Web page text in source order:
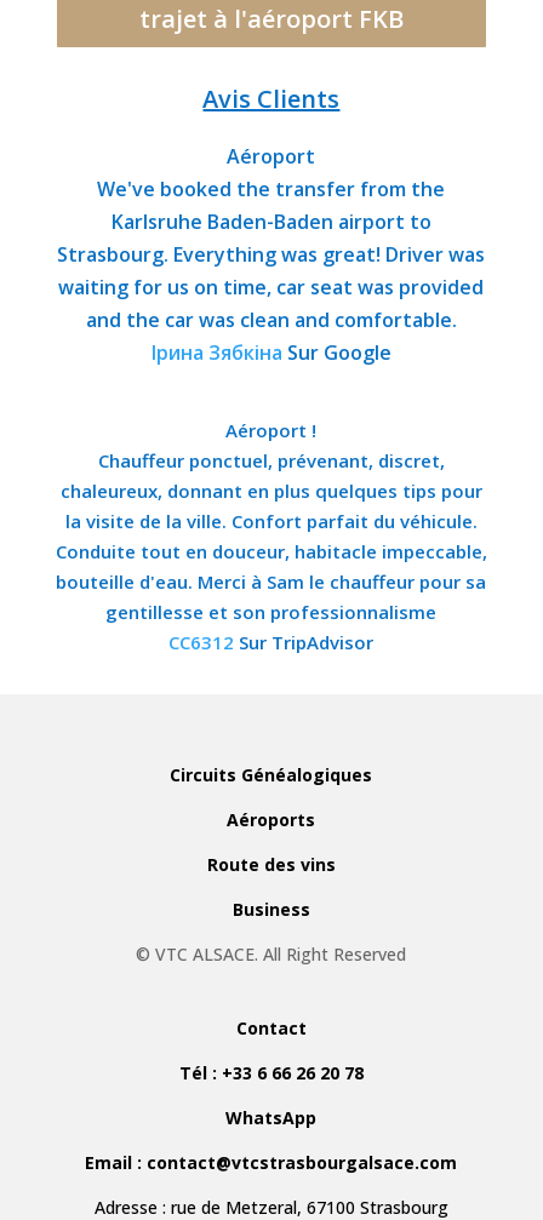
trajet à l'aéroport FKB
Avis Clients
Aéroport
We've booked the transfer from the
Karlsruhe Baden-Baden airport to
Strasbourg. Everything was great! Driver was
waiting for us on time, car seat was provided
and the car was clean and comfortable.
Ірина Зябкіна Sur Google
Aéroport !
Chauffeur ponctuel, prévenant, discret,
chaleureux, donnant en plus quelques tips pour
la visite de la ville. Confort parfait du véhicule.
Conduite tout en douceur, habitacle impeccable,
bouteille d'eau. Merci à Sam le chauffeur pour sa
gentillesse et son professionnalisme
CC6312 Sur TripAdvisor
Circuits Généalogiques
Aéroports
Route des vins
Business
© VTC ALSACE. All Right Reserved
Contact
Tél : +33 6 66 26 20 78
WhatsApp
Email : contact@vtcstrasbourgalsace.com
Adresse : rue de Metzeral, 67100 Strasbourg